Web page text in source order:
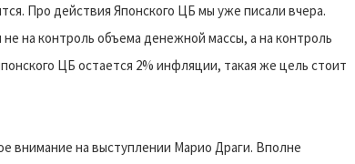
Про действия Японского ЦБ мы уже писали вчера.
на контроль объема денежной массы, а на контроль
ЦБ остается 2% инфляции, такая же цель стоит
внимание на выступлении Марио Драги. Вполне